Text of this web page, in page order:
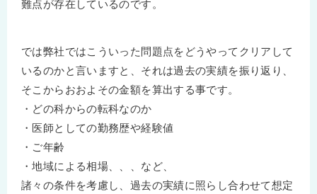
難点が存在しているのです。
では弊社ではこういった問題点をどうやってクリアして
いるのかと言いますと、それは過去の実績を振り返り、
そこからおおよその金額を算出する事です。
・どの科からの転科なのか
・医師としての勤務歴や経験値
・ご年齢
・地域による相場、、、など、
諸々の条件を考慮し、過去の実績に照らし合わせて想定